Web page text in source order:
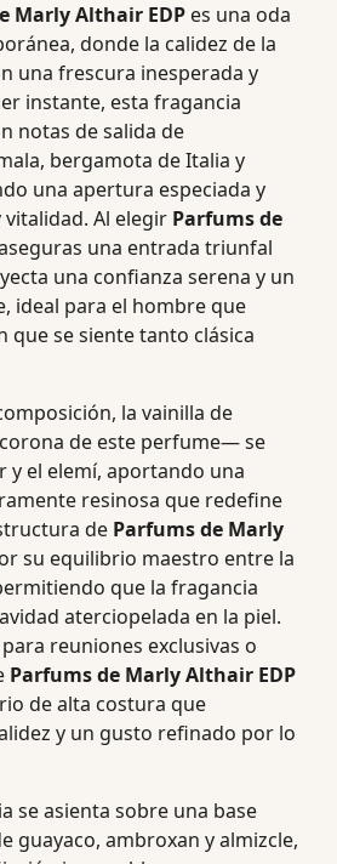
Marly Althair EDP es una oda
donde la calidez de la
una frescura inesperada y
instante, esta fragancia
notas de salida de
bergamota de Italia y
una apertura especiada y
Al elegir Parfums de
una entrada triunfal
una confianza serena y un
ideal para el hombre que
que se siente tanto clásica
la vainilla de
de este perfume— se
y el elemí, aportando una
resinosa que redefine
de Parfums de Marly
su equilibrio maestro entre la
que la fragancia
aterciopelada en la piel.
reuniones exclusivas o
Parfums de Marly Althair EDP
de alta costura que
y un gusto refinado por lo
se asienta sobre una base
guayaco, ambroxan y almizcle,